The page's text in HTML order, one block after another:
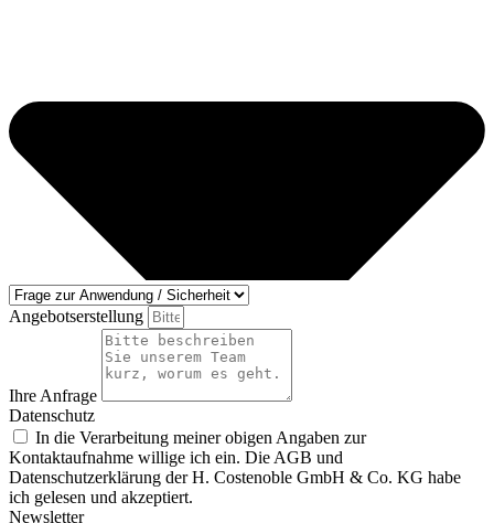
Angebotserstellung
Ihre Anfrage
Datenschutz
In die Verarbeitung meiner obigen Angaben zur
Kontaktaufnahme willige ich ein. Die AGB und
Datenschutzerklärung der H. Costenoble GmbH & Co. KG habe
ich gelesen und akzeptiert.
Newsletter